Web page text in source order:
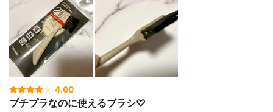
4.00
プチプラなのに使えるブラシ♡